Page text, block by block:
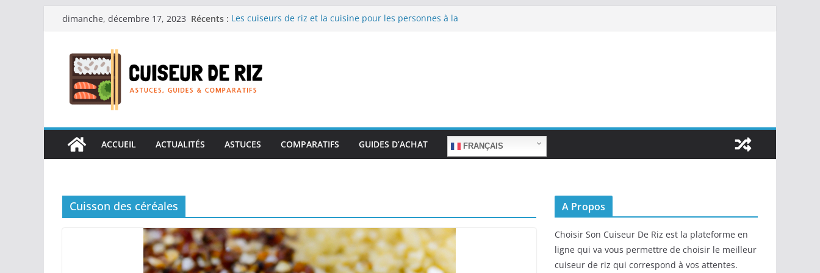
Passerdimanche, décembre 17, 2023 Récents : Les cuiseurs de riz et la cuisine pour les personnes à la
Les cuiseurs de riz pour les familles nombreuses : Cuisson
en grande quantité.
Les cuiseurs de riz et la préparation de plats pour les
réconfortants.
ACCUEIL
ACTUALITÉS ASTUCES COMPARATIFS GUIDES D’ACHAT FRANÇAIS
Cuisson des céréales A Propos
Choisir Son Cuiseur De Riz est la plateforme en
ligne qui va vous permettre de choisir le meilleur
cuiseur de riz qui correspond à vos attentes.